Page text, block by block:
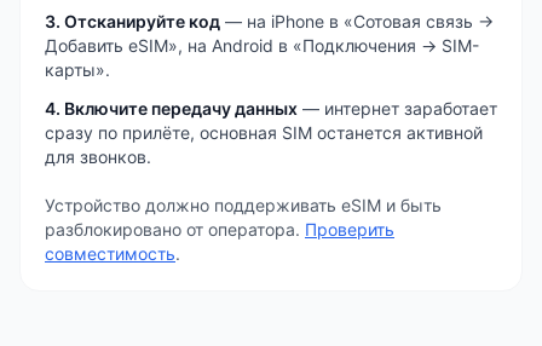
3. Отсканируйте код — на iPhone в «Сотовая связь →
Добавить eSIM», на Android в «Подключения → SIM-
карты».
4. Включите передачу данных — интернет заработает
сразу по прилёте, основная SIM останется активной
для звонков.
Устройство должно поддерживать eSIM и быть
разблокировано от оператора. Проверить
совместимость.